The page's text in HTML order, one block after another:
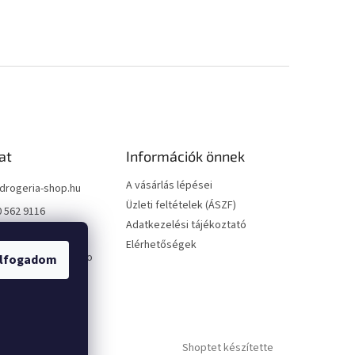
drogeria-shop.hu
562 9116
www.facebook.co
Információk önnek
A vásárlás lépései
Üzleti feltételek (ÁSZF)
Adatkezelési tájékoztató
Elérhetőségek
Shoptet készítette